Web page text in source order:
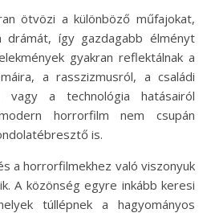
ötvözi a különböző műfajokat,
így gazdagabb élményt
gyakran reflektálnak a
a rasszizmusról, a családi
vagy a technológia hatásairól
horrorfilm nem csupán
is.
a horrorfilmekhez való viszonyuk
A közönség egyre inkább keresi
túllépnek a hagyományos